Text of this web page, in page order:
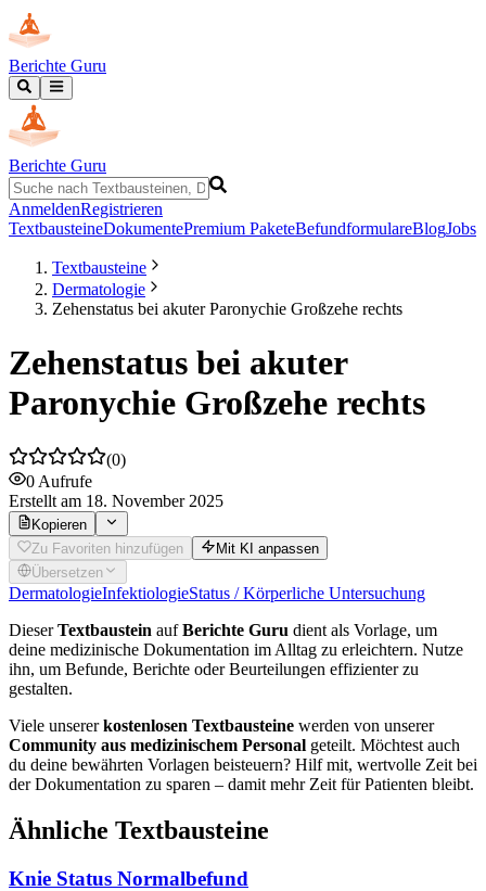
Berichte Guru
Berichte Guru
AnmeldenRegistrieren
TextbausteineDokumentePremium PaketeBefundformulareBlogJobs
Textbausteine
Dermatologie
Zehenstatus bei akuter Paronychie Großzehe rechts
Zehenstatus bei akuter
Paronychie Großzehe rechts
(0)
0 Aufrufe
Erstellt am 18. November 2025
Kopieren
Zu Favoriten hinzufügen
Mit KI anpassen
Übersetzen
DermatologieInfektiologieStatus / Körperliche Untersuchung
DieserTextbaustein aufBerichte Guru dient als Vorlage, um
deine medizinische Dokumentation im Alltag zu erleichtern. Nutze
ihn, um Befunde, Berichte oder Beurteilungen effizienter zu
gestalten.
Viele unsererkostenlosen Textbausteine werden von unserer
Community aus medizinischem Personal geteilt. Möchtest auch
du deine bewährten Vorlagen beisteuern? Hilf mit, wertvolle Zeit bei
der Dokumentation zu sparen – damit mehr Zeit für Patienten bleibt.
Ähnliche Textbausteine
Knie Status Normalbefund